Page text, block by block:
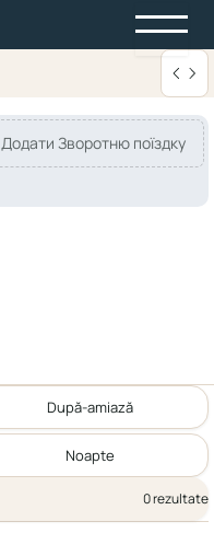
Додати Зворотню поїздку
După-amiază
Noapte
0 rezultate